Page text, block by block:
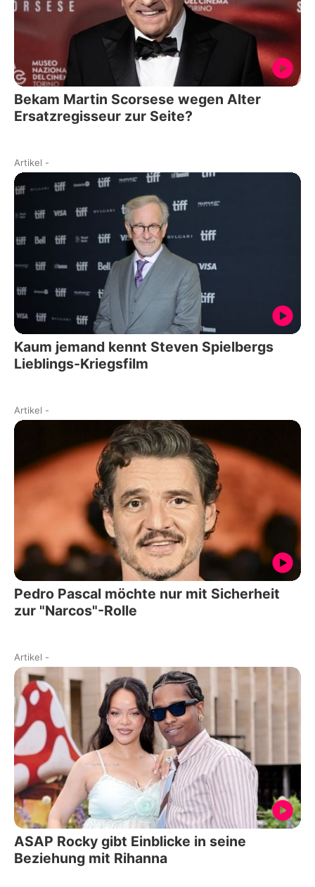
Bekam Martin Scorsese wegen Alter
Ersatzregisseur zur Seite?
Artikel -
Kaum jemand kennt Steven Spielbergs
Lieblings-Kriegsfilm
Artikel -
Pedro Pascal möchte nur mit Sicherheit
zur "Narcos"-Rolle
Artikel -
ASAP Rocky gibt Einblicke in seine
Beziehung mit Rihanna